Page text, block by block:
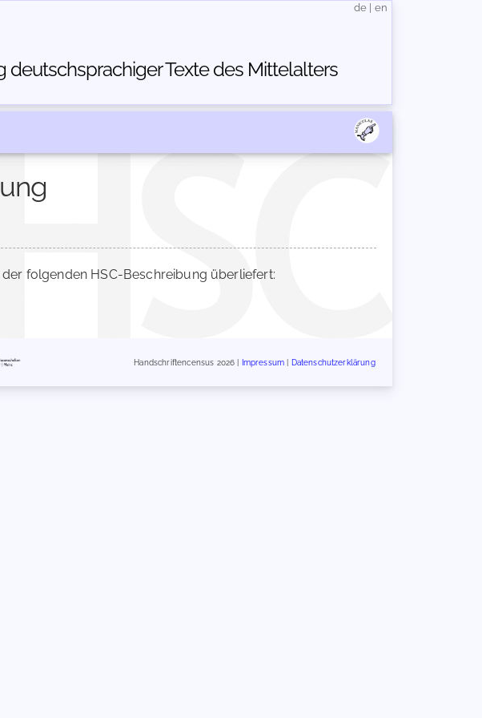
Texte des Mittelalters
de en
folgenden HSC-Beschreibung überliefert:
Handschriftencensus 2026 | Impressum Datenschutzerklärung